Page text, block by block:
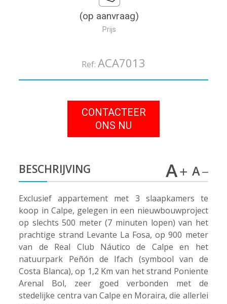
(op aanvraag)
Prijs
Ref: ACA7013
CONTACTEER
ONS NU
BESCHRIJVING
Exclusief appartement met 3 slaapkamers te
koop in Calpe, gelegen in een nieuwbouwproject
op slechts 500 meter (7 minuten lopen) van het
prachtige strand Levante La Fosa, op 900 meter
van de Real Club Náutico de Calpe en het
natuurpark Peñón de Ifach (symbool van de
Costa Blanca), op 1,2 Km van het strand Poniente
Arenal Bol, zeer goed verbonden met de
stedelijke centra van Calpe en Moraira, die allerlei